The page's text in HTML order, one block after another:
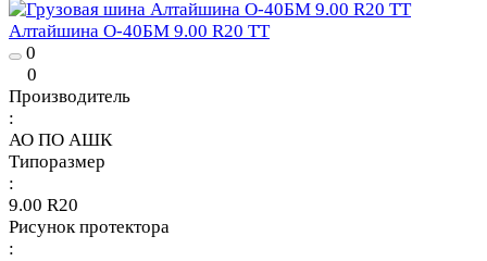
Алтайшина О-40БМ 9.00 R20 TT
0
0
Производитель
:
АО ПО АШК
Типоразмер
:
9.00 R20
Рисунок протектора
: